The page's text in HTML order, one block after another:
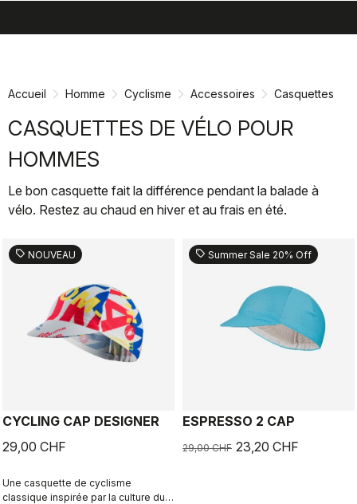
directement
navigation
directement
Accueil Homme Cyclisme Accessoires Casquettes
CASQUETTES DE VÉLO POUR
HOMMES
Le bon casquette fait la différence pendant la balade à
vélo. Restez au chaud en hiver et au frais en été.
sell NOUVEAU
CYCLING CAP DESIGNER
29,00 CHF
Une casquette de cyclisme
classique inspirée par la culture du
sell Summer Sale 20% Off
ESPRESSO 2 CAP
29,00 CHF 23,20 CHF